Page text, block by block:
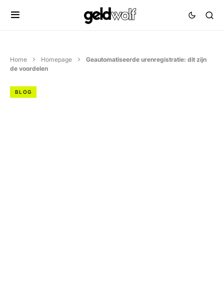
Home Homepage
Geautomatiseerde urenregistratie: dit zijn
de voordelen
BLOG